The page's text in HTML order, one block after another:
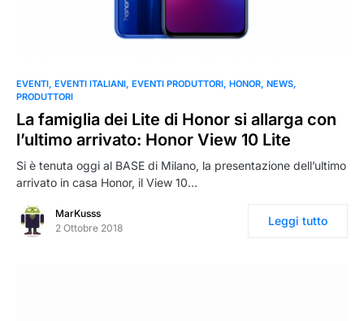
EVENTI EVENTI ITALIANI EVENTI PRODUTTORI HONOR NEWS
PRODUTTORI
La famiglia dei Lite di Honor si allarga con
l’ultimo arrivato: Honor View 10 Lite
Si è tenuta oggi al BASE di Milano, la presentazione dell’ultimo
arrivato in casa Honor, il View 10…
MarKusss
2 Ottobre 2018
Leggi tutto